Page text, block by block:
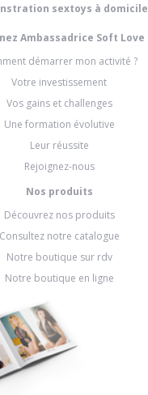
sextoys à domicile
Ambassadrice Soft Love
démarrer mon activité ?
Votre investissement
Vos gains et challenges
Une formation évolutive
Leur réussite
Rejoignez-nous
Nos produits
Découvrez nos produits
Consultez notre catalogue
Notre boutique sur rdv
Notre boutique en ligne